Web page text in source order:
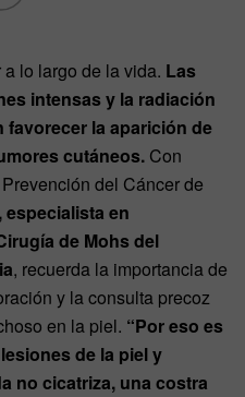
lo largo de la vida. Las
intensas y la radiación
la aparición de
cutáneos. Con
del Cáncer de
en
de Mohs del
, recuerda la importancia de
y la consulta precoz
en la piel. “Por eso es
de la piel y
no cicatriza, una costra